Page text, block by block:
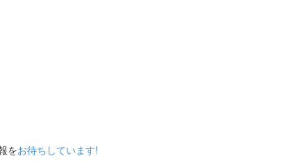
をお待ちしています!